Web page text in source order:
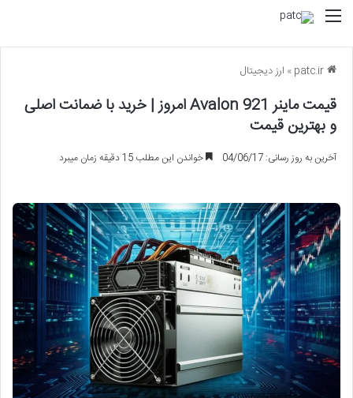
منو
» ارز دیجیتال
قیمت ماینر Avalon 921 امروز | خرید با ضمانت اصلی
و بهترین قیمت
آخرین به روز رسانی: 04/06/17 خواندن این مطلب 15 دقیقه زمان میبرد